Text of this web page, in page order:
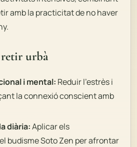
amb la practicitat de no haver
retir urbà
i mental: Reduir l'estrès i
la connexió conscient amb
diària:Aplicar els
budisme Soto Zen per afrontar